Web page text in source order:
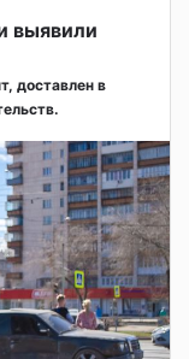
выявили
доставлен в